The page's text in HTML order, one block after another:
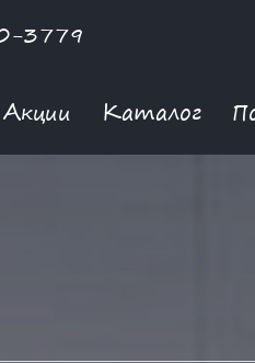
3779
Акции Каталог